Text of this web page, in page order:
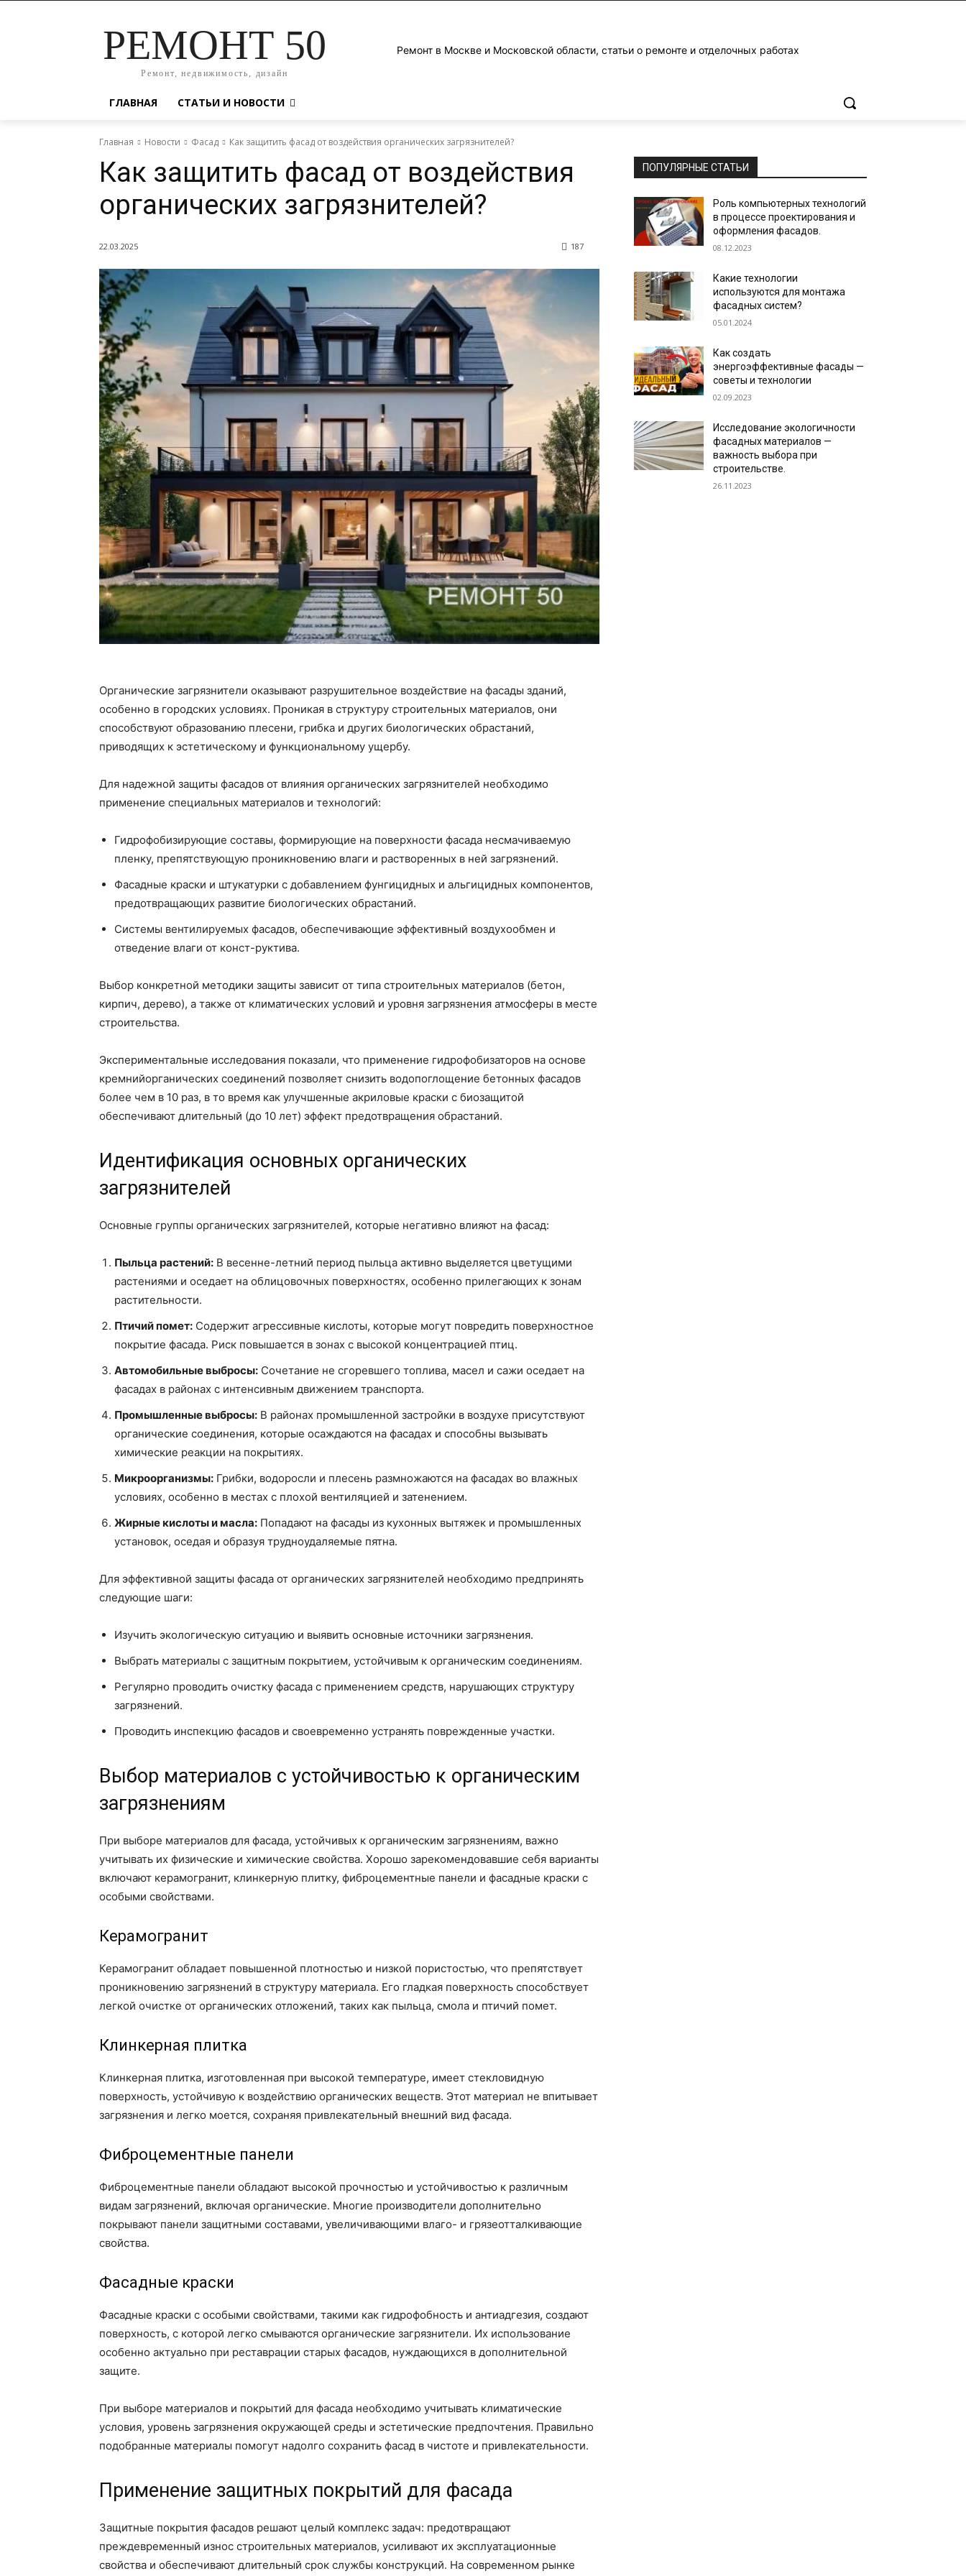
РЕМОНТ 50
Ремонт, недвижимость, дизайн
Ремонт в Москве и Московской области, статьи о ремонте и отделочных работах
ГЛАВНАЯ СТАТЬИ И НОВОСТИ
Главная Новости Фасад Как защитить фасад от воздействия органических загрязнителей?
Как защитить фасад от воздействия
органических загрязнителей?
22.03.2025 187
Органические загрязнители оказывают разрушительное воздействие на фасады зданий,
особенно в городских условиях. Проникая в структуру строительных материалов, они
способствуют образованию плесени, грибка и других биологических обрастаний,
приводящих к эстетическому и функциональному ущербу.
Для надежной защиты фасадов от влияния органических загрязнителей необходимо
применение специальных материалов и технологий:
Гидрофобизирующие составы, формирующие на поверхности фасада несмачиваемую
пленку, препятствующую проникновению влаги и растворенных в ней загрязнений.
Фасадные краски и штукатурки с добавлением фунгицидных и альгицидных компонентов,
предотвращающих развитие биологических обрастаний.
Системы вентилируемых фасадов, обеспечивающие эффективный воздухообмен и
отведение влаги от конст-руктива.
Выбор конкретной методики защиты зависит от типа строительных материалов (бетон,
кирпич, дерево), а также от климатических условий и уровня загрязнения атмосферы в месте
строительства.
Экспериментальные исследования показали, что применение гидрофобизаторов на основе
кремнийорганических соединений позволяет снизить водопоглощение бетонных фасадов
более чем в 10 раз, в то время как улучшенные акриловые краски с биозащитой
обеспечивают длительный (до 10 лет) эффект предотвращения обрастаний.
Идентификация основных органических
загрязнителей
Основные группы органических загрязнителей, которые негативно влияют на фасад:
Пыльца растений: В весенне-летний период пыльца активно выделяется цветущими
растениями и оседает на облицовочных поверхностях, особенно прилегающих к зонам
растительности.
Птичий помет: Содержит агрессивные кислоты, которые могут повредить поверхностное
покрытие фасада. Риск повышается в зонах с высокой концентрацией птиц.
Автомобильные выбросы: Сочетание не сгоревшего топлива, масел и сажи оседает на
фасадах в районах с интенсивным движением транспорта.
Промышленные выбросы: В районах промышленной застройки в воздухе присутствуют
органические соединения, которые осаждаются на фасадах и способны вызывать
химические реакции на покрытиях.
Микроорганизмы: Грибки, водоросли и плесень размножаются на фасадах во влажных
условиях, особенно в местах с плохой вентиляцией и затенением.
Жирные кислоты и масла: Попадают на фасады из кухонных вытяжек и промышленных
установок, оседая и образуя трудноудаляемые пятна.
Для эффективной защиты фасада от органических загрязнителей необходимо предпринять
следующие шаги:
Изучить экологическую ситуацию и выявить основные источники загрязнения.
Выбрать материалы с защитным покрытием, устойчивым к органическим соединениям.
Регулярно проводить очистку фасада с применением средств, нарушающих структуру
загрязнений.
Проводить инспекцию фасадов и своевременно устранять поврежденные участки.
Выбор материалов с устойчивостью к органическим
загрязнениям
При выборе материалов для фасада, устойчивых к органическим загрязнениям, важно
учитывать их физические и химические свойства. Хорошо зарекомендовавшие себя варианты
включают керамогранит, клинкерную плитку, фиброцементные панели и фасадные краски с
особыми свойствами.
Керамогранит
Керамогранит обладает повышенной плотностью и низкой пористостью, что препятствует
проникновению загрязнений в структуру материала. Его гладкая поверхность способствует
легкой очистке от органических отложений, таких как пыльца, смола и птичий помет.
Клинкерная плитка
Клинкерная плитка, изготовленная при высокой температуре, имеет стекловидную
поверхность, устойчивую к воздействию органических веществ. Этот материал не впитывает
загрязнения и легко моется, сохраняя привлекательный внешний вид фасада.
Фиброцементные панели
Фиброцементные панели обладают высокой прочностью и устойчивостью к различным
видам загрязнений, включая органические. Многие производители дополнительно
покрывают панели защитными составами, увеличивающими влаго- и грязеотталкивающие
свойства.
Фасадные краски
Фасадные краски с особыми свойствами, такими как гидрофобность и антиадгезия, создают
поверхность, с которой легко смываются органические загрязнители. Их использование
особенно актуально при реставрации старых фасадов, нуждающихся в дополнительной
защите.
При выборе материалов и покрытий для фасада необходимо учитывать климатические
условия, уровень загрязнения окружающей среды и эстетические предпочтения. Правильно
подобранные материалы помогут надолго сохранить фасад в чистоте и привлекательности.
Применение защитных покрытий для фасада
Защитные покрытия фасадов решают целый комплекс задач: предотвращают
преждевременный износ строительных материалов, усиливают их эксплуатационные
свойства и обеспечивают длительный срок службы конструкций. На современном рынке
ПОПУЛЯРНЫЕ СТАТЬИ
Роль компьютерных технологий
в процессе проектирования и
оформления фасадов.
08.12.2023
Какие технологии
используются для монтажа
фасадных систем?
05.01.2024
Как создать
энергоэффективные фасады —
советы и технологии
02.09.2023
Исследование экологичности
фасадных материалов —
важность выбора при
строительстве.
26.11.2023